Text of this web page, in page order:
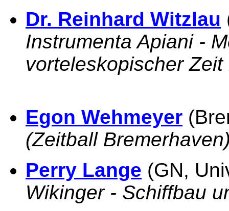
Dr. Reinhard Witzlau
Instrumenta Apiani -
vorteleskopischer
Egon Wehmeyer
(Zeitball
Perry Lange (GN,
Wikinger - Schiffbau